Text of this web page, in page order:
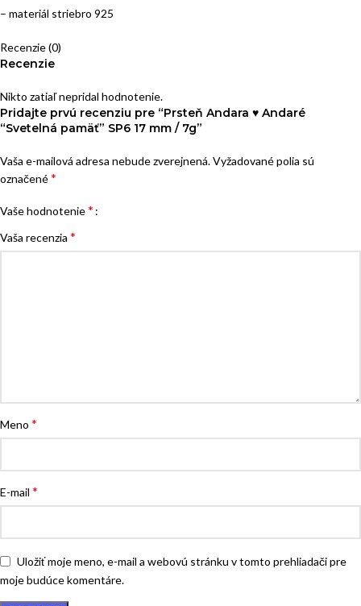
– materiál striebro 925
Recenzie (0)
Recenzie
Nikto zatiaľ nepridal hodnotenie.
Pridajte prvú recenziu pre “Prsteň Andara ♥ Andaré
“Svetelná pamäť” SP6 17 mm / 7g”
Vaša e-mailová adresa nebude zverejnená.Vyžadované polia sú
označené*
Vaše hodnotenie*
Vaša recenzia *
Meno *
E-mail *
Uložiť moje meno, e-mail a webovú stránku v tomto prehliadači pre
moje budúce komentáre.